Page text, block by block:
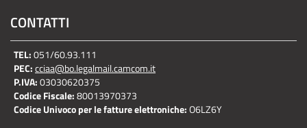
CONTATTI
TEL:051/60.93.111
PEC:cciaa@bo.legalmail.camcom.it
P.IVA:03030620375
Codice Fiscale:80013970373
Codice Univoco per le fatture elettroniche:O6LZ6Y